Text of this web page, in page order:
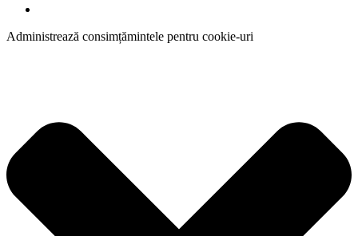
Administrează consimțămintele pentru cookie-uri